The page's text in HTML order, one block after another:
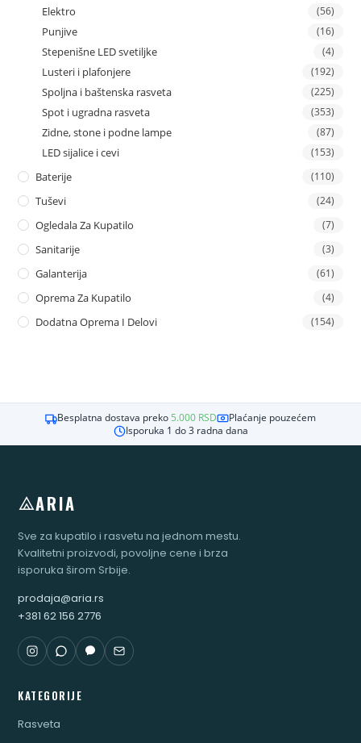
Elektro (56)
Punjive (16)
Stepenišne LED svetiljke (4)
Lusteri i plafonjere (192)
Spoljna i baštenska rasveta (225)
Spot i ugradna rasveta (353)
Zidne, stone i podne lampe (87)
LED sijalice i cevi (153)
Baterije (110)
Tuševi (24)
Ogledala Za Kupatilo (7)
Sanitarije (3)
Galanterija (61)
Oprema Za Kupatilo (4)
Dodatna Oprema I Delovi (154)
Besplatna dostava preko 5.000 RSD
Plaćanje pouzećem
Isporuka 1 do 3 radna dana
ARIA
Sve za kupatilo i rasvetu na jednom mestu.
Kvalitetni proizvodi, povoljne cene i brza
isporuka širom Srbije.
prodaja@aria.rs
+381 62 156 2776
KATEGORIJE
Rasveta